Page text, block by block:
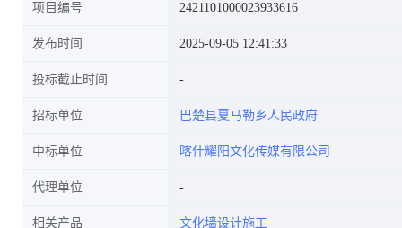
项目编号 2421101000023933616
发布时间 2025-09-05 12:41:33
投标截止时间
招标单位 巴楚县夏马勒乡人民政府
中标单位 喀什耀阳文化传媒有限公司
代理单位
相关产品 文化墙设计施工